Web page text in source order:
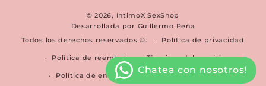
© 2026, IntimoX SexShop
Desarrollada por Guillermo Peña
Todos los derechos reservados ©.
Política de privacidad
Política de reembolso Términos del servicio
Política de envío Información de contacto